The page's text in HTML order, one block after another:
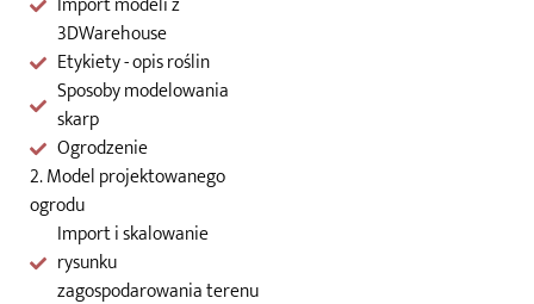
3DWarehouse
Etykiety - opis roślin
Sposoby modelowania
skarp
Ogrodzenie
2. Model projektowanego
ogrodu
Import i skalowanie
rysunku
zagospodarowania terenu